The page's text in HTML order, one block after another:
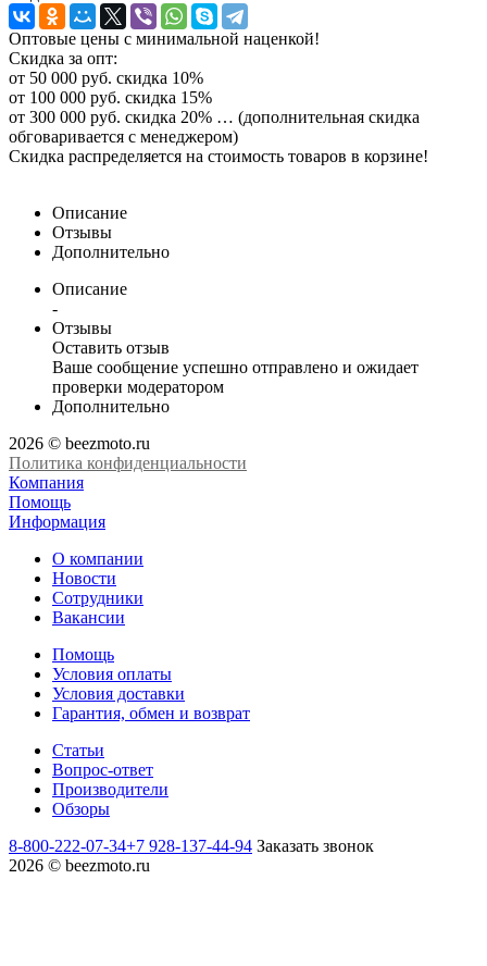
Оптовые цены с минимальной наценкой!
Скидка за опт:
от 50 000 руб. скидка 10%
от 100 000 руб. скидка 15%
от 300 000 руб. скидка 20% … (дополнительная скидка
обговаривается с менеджером)
Скидка распределяется на стоимость товаров в корзине!
Описание
Отзывы
Дополнительно
Описание
-
Отзывы
Оставить отзыв
Ваше сообщение успешно отправлено и ожидает
проверки модератором
Дополнительно
2026 © beezmoto.ru
Политика конфиденциальности
Компания
Помощь
Информация
О компании
Новости
Сотрудники
Вакансии
Помощь
Условия оплаты
Условия доставки
Гарантия, обмен и возврат
Статьи
Вопрос-ответ
Производители
Обзоры
8-800-222-07-34+7 928-137-44-94 Заказать звонок
2026 © beezmoto.ru